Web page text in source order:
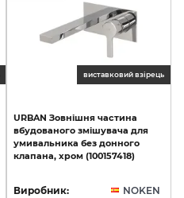
виставковий взірець
URBAN Зовнішня частина
вбудованого змішувача для
умивальника без донного
клапана, хром (100157418)
Виробник: NOKEN